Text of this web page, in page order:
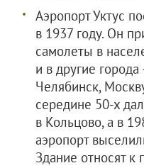
Аэропорт Уктус
в 1937 году. Он
самолеты в
и в другие
Челябинск,
середине 50-х
в Кольцово, а в
аэропорт
Здание относят к